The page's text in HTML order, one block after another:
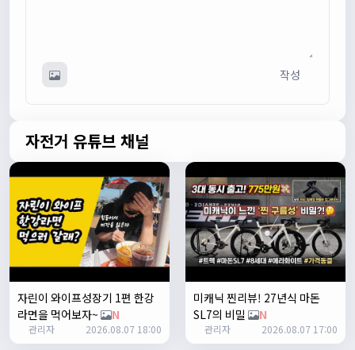
이름/휴대폰 번호는 이벤트에 활용될수 있다는 항목을 추가
해야하고 이에 동의한다는 체크박스내용이 필요할것같습니
실시간 채팅 테스트
1
쏭박17:23:35
2
쏭박17:23:38
테스트 2
쏭박17:23:41
테스트 테스트
쏭박17:24:16
작성
자전거 유튜브 채널
자린이 와이프성장기 1편 한강
라면을 먹어보자~
N
관리자 2026.08.07 18:00
미캐닉 찐리뷰! 27년식 마돈
SL7의 비밀
N
관리자 2026.08.07 17:00